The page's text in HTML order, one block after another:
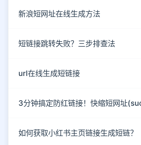
新浪短网址在线生成方法
短链接跳转失败？三步排查法
url在线生成短链接
如何获取小红书主页链接生成短链？